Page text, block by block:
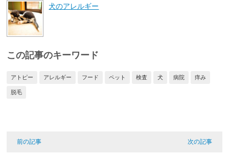
犬のアレルギー
この記事のキーワード
アトピー アレルギー フード ペット 検査 犬 病院 痒み
脱毛
前の記事 次の記事